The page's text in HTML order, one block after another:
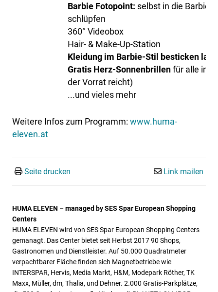
Barbie Fotopoint: selbst in die Barbie-
schlüpfen
360° Videobox
Hair- & Make-Up-Station
Kleidung im Barbie-Stil besticken
Gratis Herz-Sonnenbrillenfür alle in
der Vorrat reicht)
...und vieles mehr
Weitere Infos zum Programm: www.huma-
eleven.at
Seite drucken Link mailen
HUMA ELEVEN – managed by SES Spar European Shopping
Centers
HUMA ELEVEN wird von SES Spar European Shopping Centers
gemanagt. Das Center bietet seit Herbst 2017 90 Shops,
Gastronomen und Dienstleister. Auf 50.000 Quadratmeter
verpachtbarer Fläche finden sich Magnetbetriebe wie
INTERSPAR, Hervis, Media Markt, H&M, Modepark Röther, TK
Maxx, Müller, dm, Thalia, und Dehner. 2.000 Gratis-Parkplätze,